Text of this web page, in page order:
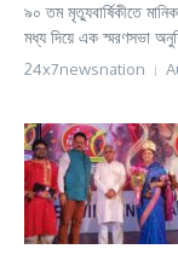
৯০ তম মৃত্যুবার্ষিকীতে
মধ্য দিয়ে এক স্মরণসভা
24x7newsnation